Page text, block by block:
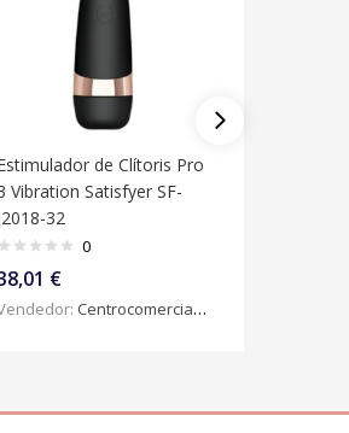
de Clítoris Pro
Vibration Satisfyer SF-
32
0
€
Centrocomercialdigital